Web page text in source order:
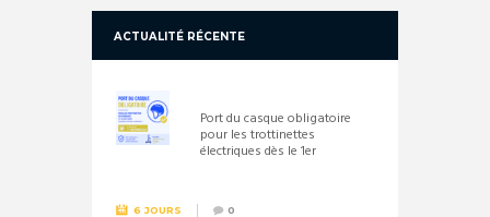
ACTUALITÉ RÉCENTE
Port du casque obligatoire
pour les trottinettes
électriques dès le 1er
6 JOURS 0